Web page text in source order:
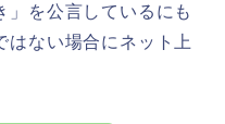
」を公言しているにも
はない場合にネット上